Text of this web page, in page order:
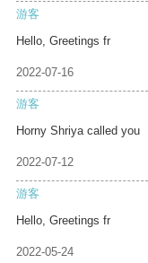
游客
Hello, Greetings fr
2022-07-16
游客
Horny Shriya called you
2022-07-12
游客
Hello, Greetings fr
2022-05-24